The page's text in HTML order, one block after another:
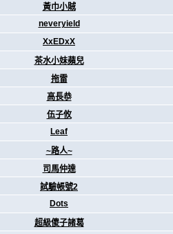
黃巾小賊
neveryield
XxEDxX
茶水小妹蘋兒
拖雷
高長恭
伍子攸
Leaf
~路人~
司馬仲達
試驗帳號2
Dots
超級傻子諸葛